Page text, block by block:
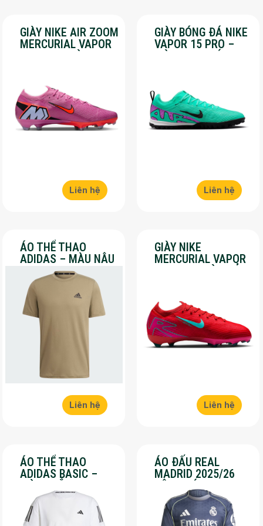
GIÀY NIKE AIR ZOOM
MERCURIAL VAPOR
16 PRO – MÀU
Liên hệ
GIÀY BÓNG ĐÁ NIKE
VAPOR 15 PRO –
MÀU XANH LÁ –
Liên hệ
ÁO THỂ THAO
ADIDAS – MÀU NÂU
– SALE 30%
Liên hệ
GIÀY NIKE
MERCURIAL VAPOR
16 PRO – MÀU ĐỎ –
Liên hệ
ÁO THỂ THAO
ADIDAS BASIC –
MÀU TRẮNG – SALE
70%
ÁO ĐẤU REAL
MADRID 2025/26
SÂN KHÁCH – SALE
50%